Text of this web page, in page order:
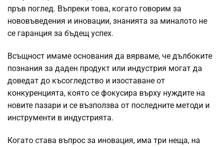
пръв поглед. Въпреки това, когато говорим за
нововъведения и иновации, знанията за миналото не
се гаранция за бъдещ успех.
Всъщност имаме основания да вярваме, че дълбоките
познания за даден продукт или индустрия могат да
доведат до късогледство и изоставане от
конкуренцията, която се фокусира върху нуждите на
новите пазари и се възползва от последните методи и
инструменти в индустрията.
Когато става въпрос за иновация, има три неща, на